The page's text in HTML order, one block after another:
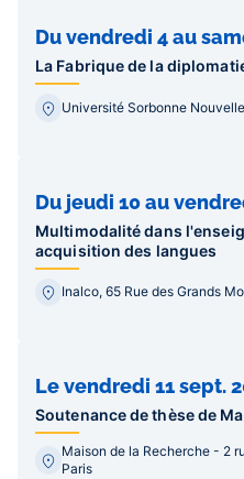
Du vendredi 4 au
La Fabrique de la
Université Sorbonne
Du jeudi 10 au
Multimodalité dans
acquisition des langues
Inalco, 65 Rue des Grands
Le vendredi 11 sept.
Soutenance de thèse de
Maison de la Recherche - 2
Paris